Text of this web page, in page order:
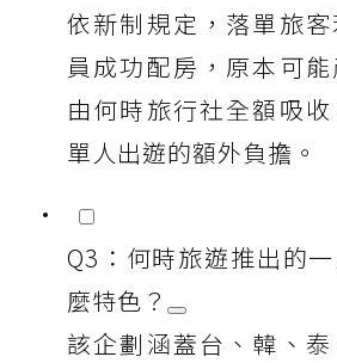
依新制規定，落單旅
員成功配房，原本可
由何時旅行社全額吸
單人出遊的額外負擔。
Q3：何時旅遊推出的
麼特色？
該企劃涵蓋台、韓、